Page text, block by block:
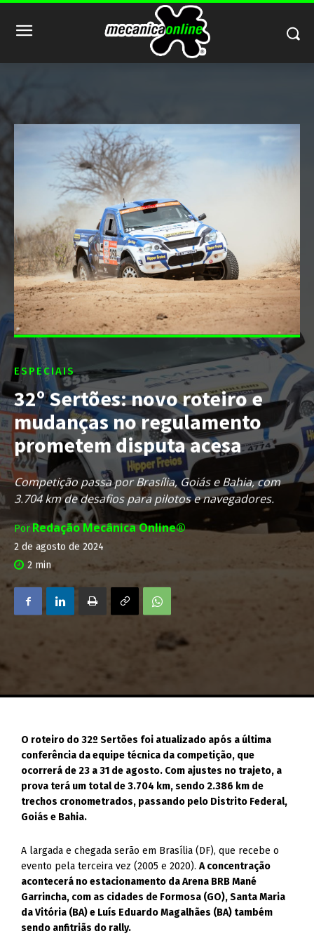
ESPECIAIS
32º Sertões: novo roteiro e
mudanças no regulamento
prometem disputa acesa
Competição passa por Brasília, Goiás e Bahia, com
3.704 km de desafios para pilotos e navegadores.
PorRedação Mecânica Online®
2 de agosto de 2024
2 min
O roteiro do 32º Sertões foi atualizado após a última
conferência da equipe técnica da competição, que
ocorrerá de 23 a 31 de agosto. Com ajustes no trajeto, a
prova terá um total de 3.704 km, sendo 2.386 km de
trechos cronometrados, passando pelo Distrito Federal,
Goiás e Bahia.
A largada e chegada serão em Brasília (DF), que recebe o
evento pela terceira vez (2005 e 2020).A concentração
acontecerá no estacionamento da Arena BRB Mané
Garrincha, com as cidades de Formosa (GO), Santa Maria
da Vitória (BA) e Luís Eduardo Magalhães (BA) também
sendo anfitriãs do rally.